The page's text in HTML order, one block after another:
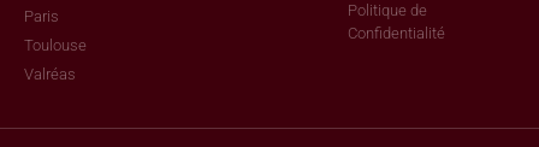
Paris
Toulouse
Valréas
Politique de
Confidentialité